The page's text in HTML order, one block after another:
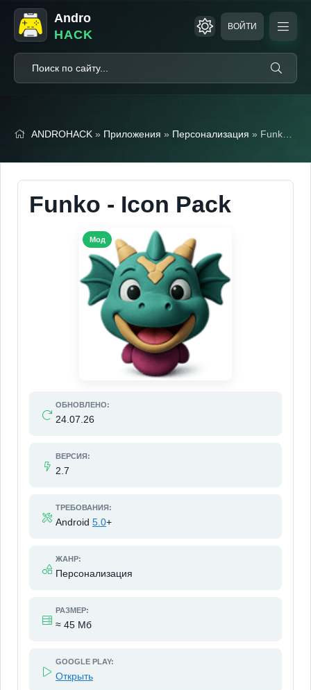
Andro
HACK
ВОЙТИ
ANDROHACK » Приложения » Персонализация » Funko - Icon Pack
Funko - Icon Pack
ОБНОВЛЕНО:
24.07.26
ВЕРСИЯ:
2.7
ТРЕБОВАНИЯ:
Android 5.0+
ЖАНР:
Персонализация
РАЗМЕР:
≈ 45 Мб
GOOGLE PLAY:
Открыть
Мод